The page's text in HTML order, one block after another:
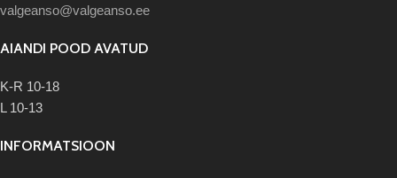
valgeanso@valgeanso.ee
AIANDI POOD AVATUD
K-R 10-18
L 10-13
INFORMATSIOON